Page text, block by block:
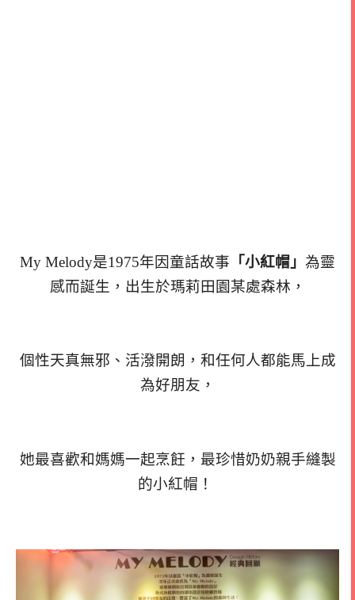
My Melody是1975年因童話故事 「小紅帽」 為靈
感而誕生，出生於瑪莉田園某處森林，
個性天真無邪、活潑開朗，和任何人都能馬上成
為好朋友，
她最喜歡和媽媽一起烹飪，最珍惜奶奶親手縫製
的小紅帽！